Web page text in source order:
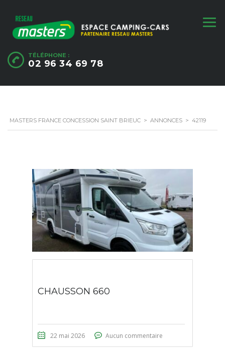
TÉLÉPHONE :
02 96 34 69 78
MASTERS FRANCE CONCESSION SAINT BRIEUC > ANNONCES > 42119
CHAUSSON 660
22 mai 2026 Aucun commentaire